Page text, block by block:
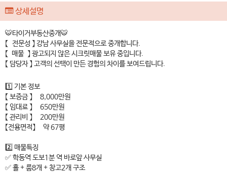
상세설명
🐯타이거부동산중개🐯
【 전문성 】 강남 사무실을 전문적으로 중개합니다.
【 매물 】 광고되지 않은 시크릿매물 보유 중입니다.
【 담당자 】 고객의 선택이 만든 경험의 차이를 보여드립니다.
1️⃣ 기본 정보
【 보증금 】 8,000만원
【 임대료 】 650만원
【 관리비 】 200만원
【전용면적】 약 67평
2️⃣ 매물특징
✅ 학동역 도보1분 역 바로앞 사무실
✅ 홀 + 룸8개 + 창고2개 구조